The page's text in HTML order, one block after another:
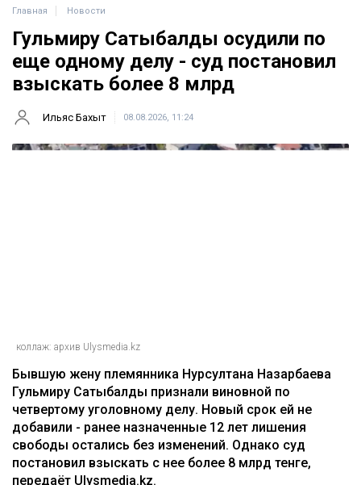
Главная Новости
Гульмиру Сатыбалды осудили по
еще одному делу - суд постановил
взыскать более 8 млрд
Ильяс Бахыт 08.08.2026, 11:24
коллаж: архив Ulysmedia.kz
Бывшую жену племянника Нурсултана Назарбаева
Гульмиру Сатыбалды признали виновной по
четвертому уголовному делу. Новый срок ей не
добавили - ранее назначенные 12 лет лишения
свободы остались без изменений. Однако суд
постановил взыскать с нее более 8 млрд тенге,
передаёт Ulysmedia.kz.